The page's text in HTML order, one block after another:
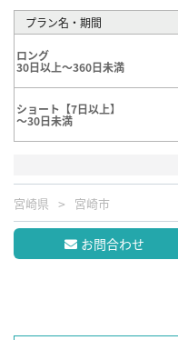
プラン名・期間
ロング
30日以上～360日未満
ショート【7日以上】
～30日未満
宮崎県 宮崎市
お問合わせ